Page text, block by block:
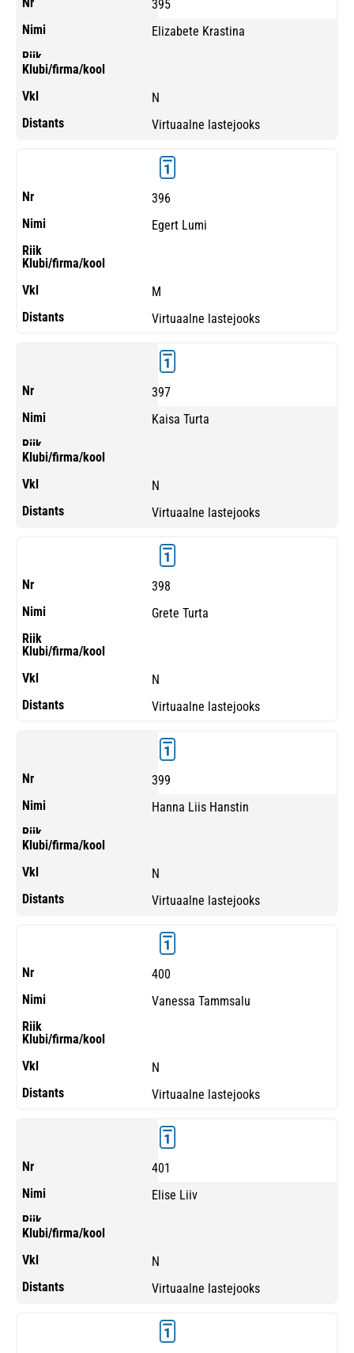
395
Elizabete Krastina
N
Virtuaalne lastejooks
396
Egert Lumi
M
Virtuaalne lastejooks
397
Kaisa Turta
N
Virtuaalne lastejooks
398
Grete Turta
N
Virtuaalne lastejooks
399
Hanna Liis Hanstin
N
Virtuaalne lastejooks
400
Vanessa Tammsalu
N
Virtuaalne lastejooks
401
Elise Liiv
N
Virtuaalne lastejooks